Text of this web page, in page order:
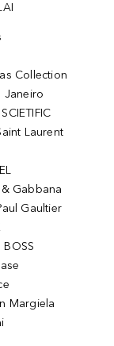
Collection
Janeiro
Laurent
Gabbana
Gaultier
BOSS
Margiela